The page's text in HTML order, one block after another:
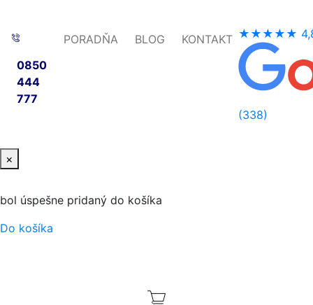
0850
444
777
PORADŇA BLOG KONTAKT ★★★★★
(338)
×
bol úspešne pridaný do košíka
Do košíka